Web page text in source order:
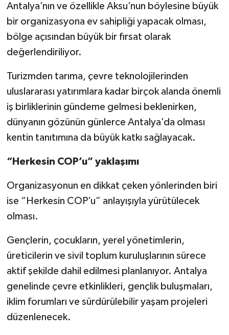
Antalya’nın ve özellikle Aksu’nun böylesine büyük
bir organizasyona ev sahipliği yapacak olması,
bölge açısından büyük bir fırsat olarak
değerlendiriliyor.
Turizmden tarıma, çevre teknolojilerinden
uluslararası yatırımlara kadar birçok alanda önemli
iş birliklerinin gündeme gelmesi beklenirken,
dünyanın gözünün günlerce Antalya’da olması
kentin tanıtımına da büyük katkı sağlayacak.
“Herkesin COP’u” yaklaşımı
Organizasyonun en dikkat çeken yönlerinden biri
ise “Herkesin COP’u” anlayışıyla yürütülecek
olması.
Gençlerin, çocukların, yerel yönetimlerin,
üreticilerin ve sivil toplum kuruluşlarının sürece
aktif şekilde dahil edilmesi planlanıyor. Antalya
genelinde çevre etkinlikleri, gençlik buluşmaları,
iklim forumları ve sürdürülebilir yaşam projeleri
düzenlenecek.